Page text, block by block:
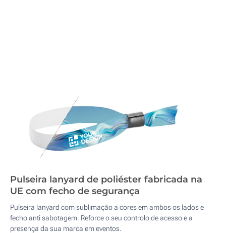
Pulseira lanyard de poliéster fabricada na
UE com fecho de segurança
Pulseira lanyard com sublimação a cores em ambos os lados e
fecho anti sabotagem. Reforce o seu controlo de acesso e a
presença da sua marca em eventos.